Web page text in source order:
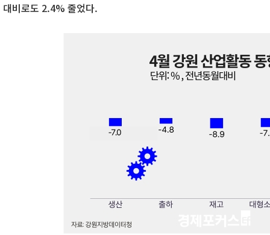
대비로도 2.4% 줄었다.